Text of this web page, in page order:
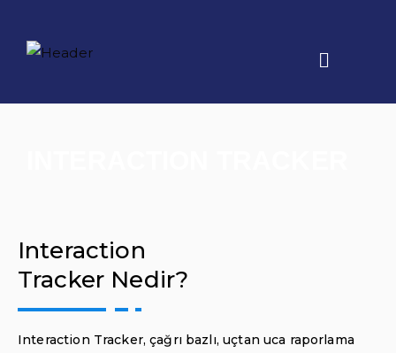
Interaction
Tracker Nedir?
Interaction Tracker, çağrı bazlı, uçtan uca raporlama